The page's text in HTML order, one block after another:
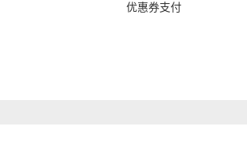
优惠券支付